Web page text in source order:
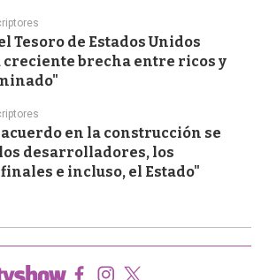
Tesoro de Estados Unidos
creciente brecha entre ricos y
en la construcción se
desarrolladores, los
e incluso, el Estado"